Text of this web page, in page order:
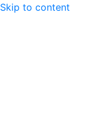
Skip to content